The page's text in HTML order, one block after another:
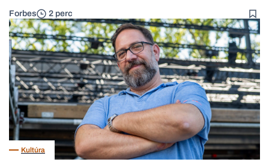
Forbes 2 perc
Kultúra